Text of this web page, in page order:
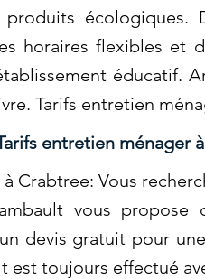
écologiques.
horaires flexibles et
éducatif.
Tarifs entretien
entretien ménager
Crabtree: Vous
vous
devis gratuit pour
est toujours effectué